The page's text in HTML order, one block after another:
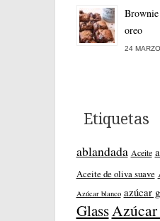
oreo
24
Etiquetas
ablandada Aceite
Aceite de oliva suave
Azúcar blanco azúcar
Glass